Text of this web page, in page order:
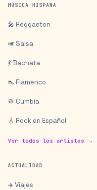
MÚSICA HISPANA
🎤 Reggaeton
🎺 Salsa
💃 Bachata
👠 Flamenco
🥁 Cumbia
🎸 Rock en Español
Ver todos los artistas →
ACTUALIDAD
✈️ Viajes